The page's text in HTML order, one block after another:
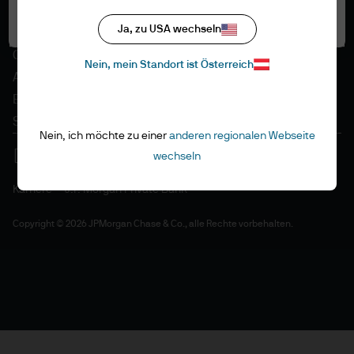
Regulative Vorschriften
Cookie-Richtlinien
Accessibility
EMEA Remuneration Policy
Sitemap
Karriere J.P. Morgan Private Bank
Copyright © 2026 JPMorgan Chase & Co., alle Rechte vorbehalten.
Ja, zu USA wechseln
Nein, mein Standort ist Österreich
Nein, ich möchte zu einer anderen regionalen Webseite
wechseln
Alle akzeptieren